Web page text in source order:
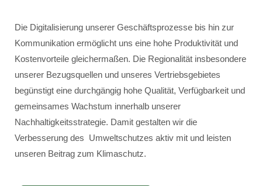
Die Digitalisierung unserer Geschäftsprozesse bis hin zur
Kommunikation ermöglicht uns eine hohe Produktivität und
Kostenvorteile gleichermaßen. Die Regionalität insbesondere
unserer Bezugsquellen und unseres Vertriebsgebietes
begünstigt eine durchgängig hohe Qualität, Verfügbarkeit und
gemeinsames Wachstum innerhalb unserer
Nachhaltigkeitsstrategie. Damit gestalten wir die
Verbesserung des Umweltschutzes aktiv mit und leisten
unseren Beitrag zum Klimaschutz.